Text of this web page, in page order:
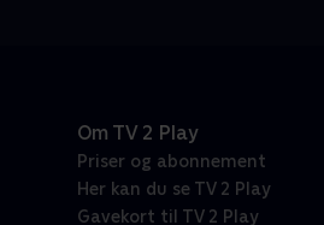
Om TV 2 Play
Priser og abonnement
Her kan du se TV 2 Play
Gavekort til TV 2 Play